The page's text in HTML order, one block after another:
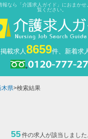
報なら「介護求人ガイド」におまか
覧ください。
掲載求人8659件、新着求
木県>検索結果
55件の求人が該当しました